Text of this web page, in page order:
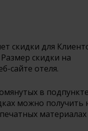
скидки для
скидки на
сайте отеля.
в
можно получить